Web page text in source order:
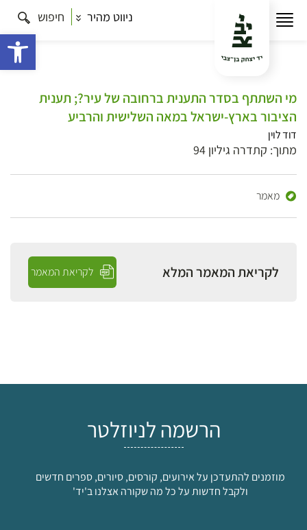
ניווט מהיר חיפוש
מי השתתף בסדר התענית ברחובה של עיר?; תענית
הציבור בארץ-ישראל במאה השלישית והרביע
דוד לוין
מתוך: קתדרה גיליון 94
מאמר
לקריאת המאמר המלא לקריאת המאמר
הרשמה לניוזלטר
מוזמנים להתעדכן על אירועים, קורסים, סיורים, ספרים חדשים
ולקבל חדשות על כל מה שקורה אצלנו ב'יד'